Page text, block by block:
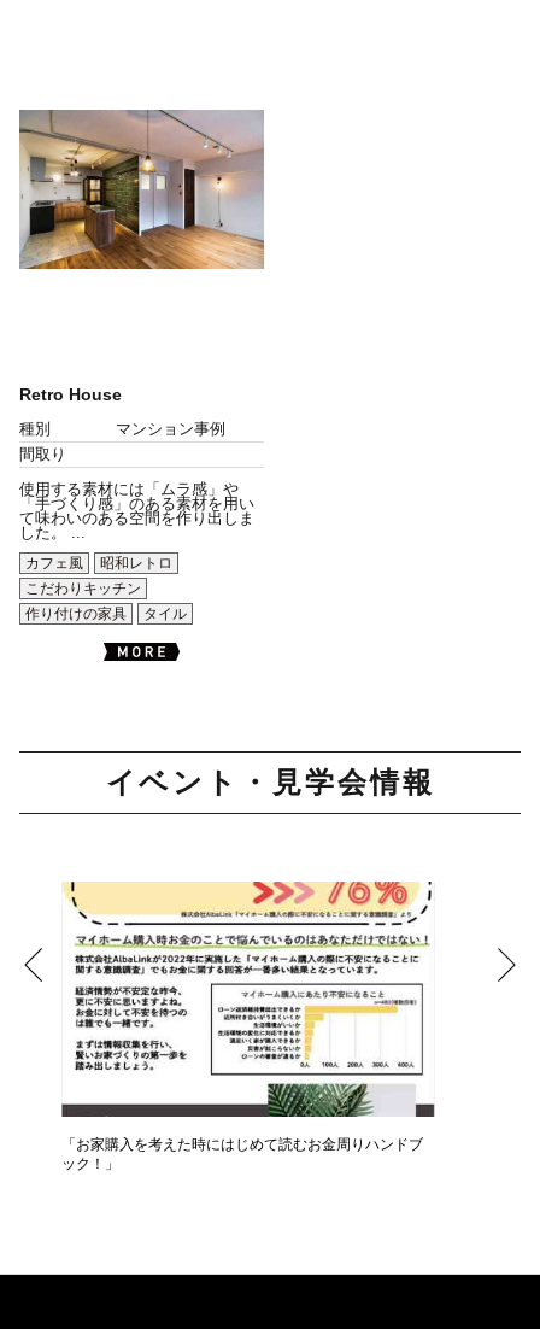
Retro House
種別
マンション事例
間取り
使用する素材には「ムラ感」や
「手づくり感」のある素材を用い
て味わいのある空間を作り出しま
した。 ...
カフェ風
昭和レトロ
こだわりキッチン
作り付けの家具
タイル
イベント・見学会情報
「お家購入を考えた時にはじめて読むお金周りハンドブ
ック！」